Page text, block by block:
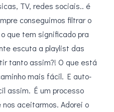
TV, redes sociais.. é
conseguimos filtrar o
que tem significado pra
escuta a playlist das
tanto assim?! O que está
mais fácil. E auto-
assim. É um processo
aceitarmos. Adorei o